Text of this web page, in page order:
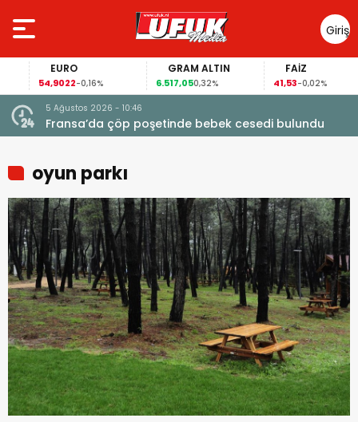
Giriş
Yap
EURO
54,9022-0,16%
GRAM ALTIN
6.517,050,32%
FAİZ
41,53-0,02%
5 Ağustos 2026 - 10:46
Fransa’da çöp poşetinde bebek cesedi bulundu
oyun parkı